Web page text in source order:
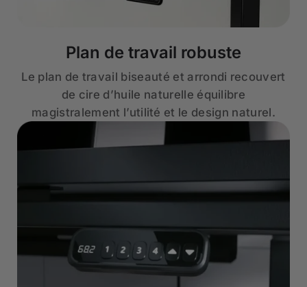
Plan de travail robuste
Le plan de travail biseauté et arrondi recouvert
de cire d’huile naturelle équilibre
magistralement l’utilité et le design naturel.